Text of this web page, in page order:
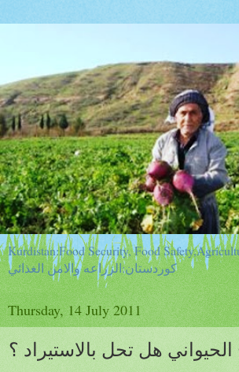
Kurdistan:Food Security, Food
كوردستان:الزراعه والامن الغذائي
Thursday, 14 July 2011
الحيواني هل تحل بالاستيراد ؟